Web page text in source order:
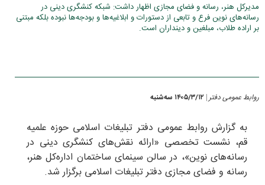
مدیرکل هنر، رسانه و فضای مجازی اظهار داشت: شبکه کنشگری دینی در
رسانه‌های نوین فرع و تابعی از دستورات و ابلاغیه‌ها و بودجه‌ها نبوده بلکه مبتنی
بر اراده طلاب، مبلغین و دینداران است.
روابط عمومی دفتر ۱۴۰۵/۳/۱۲ سه‌شنبه
به گزارش روابط عمومی دفتر تبلیغات اسلامی حوزه علمیه
قم، نشست تخصصی «ارائه نقش‌های کنشگری دینی در
رسانه‌های نوین»، در سالن سینمای ساختمان اداره‌کل هنر،
رسانه و فضای مجازی دفتر تبلیغات اسلامی برگزار شد.